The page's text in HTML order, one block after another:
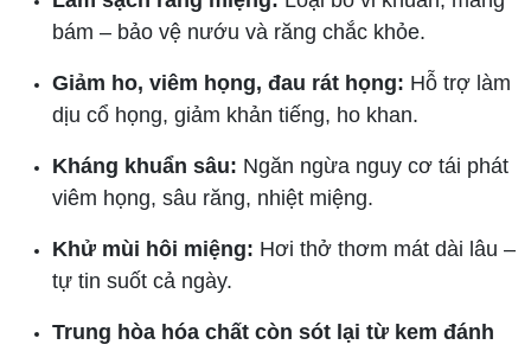
bám – bảo vệ nướu và răng chắc khỏe.
Giảm ho, viêm họng, đau rát họng: Hỗ trợ làm
dịu cổ họng, giảm khản tiếng, ho khan.
Kháng khuẩn sâu: Ngăn ngừa nguy cơ tái phát
viêm họng, sâu răng, nhiệt miệng.
Khử mùi hôi miệng: Hơi thở thơm mát dài lâu –
tự tin suốt cả ngày.
Trung hòa hóa chất còn sót lại từ kem đánh